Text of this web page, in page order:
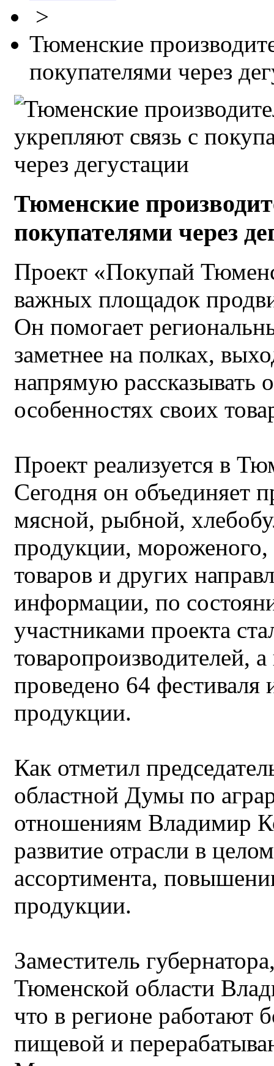
>
Тюменские
покупателями через
Тюменские
покупателями через
Проект «Покупай
важных площадок
Он помогает
заметнее на полках,
напрямую рассказывать
особенностях своих
Проект реализуется в
Сегодня он объединяет
мясной, рыбной,
продукции,
товаров и других
информации, по
участниками проекта
товаропроизводителей,
проведено 64 фестиваля
продукции.
Как отметил
областной Думы по
отношениям Владимир
развитие отрасли в
ассортимента,
продукции.
Заместитель
Тюменской области
что в регионе работают
пищевой и